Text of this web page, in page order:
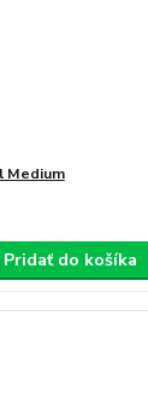
Medium
Pridať do košíka